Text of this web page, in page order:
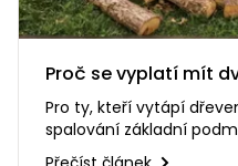
Proč se vyplatí mít
Pro ty, kteří vytápí
spalování základní
tepla, ale také…